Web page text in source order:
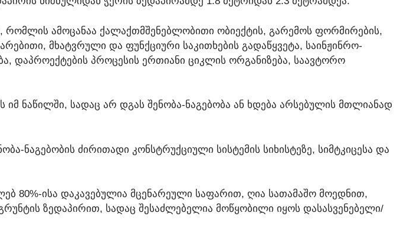
ᲠᲝᲛᲚᲘᲡ ᲐᲛᲝᲪᲐᲜᲐᲐ ᲥᲐᲚᲐᲥᲗᲛᲨᲔᲜᲔᲑᲚᲝᲑᲘᲗᲘ ᲝᲑᲘᲔᲥᲢᲘᲡ, ᲒᲐᲠᲔᲛᲝᲡ ᲤᲝᲠᲛᲘᲠᲔᲑᲘᲡ,
ᲛᲮᲐᲢᲕᲠᲣᲚᲘ ᲓᲐ ᲤᲣᲜᲥᲪᲘᲣᲠᲘ ᲡᲐᲙᲘᲗᲮᲔᲑᲘᲡ ᲒᲐᲓᲐᲬᲧᲕᲔᲢᲐ, ᲡᲐᲘᲜᲟᲘᲜᲠᲝ-
ᲓᲐᲞᲠᲝᲔᲥᲢᲔᲑᲘᲡ ᲞᲠᲝᲪᲔᲡᲘᲡ ᲔᲠᲗᲘᲐᲜᲘ ᲪᲘᲙᲚᲘᲡ ᲝᲠᲒᲐᲜᲘᲖᲔᲑᲐ, ᲡᲐᲐᲕᲢᲝᲠᲝ
ᲜᲐᲬᲘᲚᲨᲘ, ᲡᲐᲓᲐᲪ ᲐᲠ ᲓᲒᲐᲡ ᲨᲔᲜᲝᲑᲐ-ᲜᲐᲒᲔᲑᲝᲑᲐ ᲐᲜ ᲮᲓᲔᲑᲐ ᲐᲠᲡᲔᲑᲣᲚᲘᲡ ᲛᲗᲚᲘᲐᲜᲐᲓ
ᲜᲐᲒᲔᲑᲝᲑᲘᲡ ᲫᲘᲠᲘᲗᲐᲓᲘ ᲙᲝᲜᲡᲢᲠᲣᲥᲪᲘᲣᲚᲘ ᲡᲘᲡᲢᲔᲛᲘᲡ ᲡᲘᲮᲘᲡᲢᲔᲖᲔ, ᲡᲘᲛᲢᲙᲘᲪᲔᲡᲐ ᲓᲐ
80%-ᲘᲡᲐ ᲓᲐᲙᲐᲕᲔᲑᲣᲚᲘᲐ ᲛᲪᲔᲜᲐᲠᲔᲣᲚᲘ ᲡᲐᲤᲐᲠᲘᲗ, ᲦᲘᲐ ᲡᲐᲗᲐᲛᲐᲨᲝ ᲛᲝᲔᲓᲜᲘᲗ,
ᲖᲔᲓᲐᲞᲘᲠᲘᲗ, ᲡᲐᲓᲐᲪ ᲨᲔᲡᲐᲫᲚᲔᲑᲔᲚᲘᲐ ᲛᲝᲬᲧᲝᲑᲘᲚᲘ ᲘᲧᲝᲡ ᲓᲐᲡᲐᲡᲕᲔᲜᲔᲑᲔᲚᲘ/